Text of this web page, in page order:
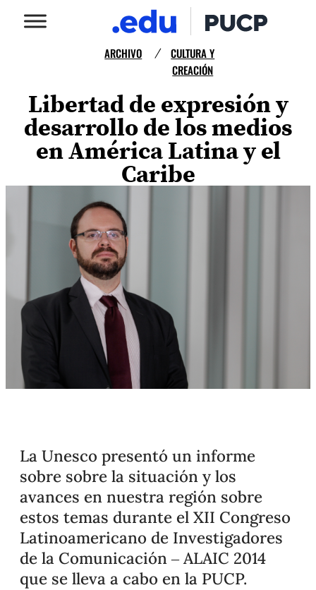
ARCHIVO /
CULTURA Y
CREACIÓN
Libertad de expresión y
desarrollo de los medios
en América Latina y el
Caribe
La Unesco presentó un informe
sobre sobre la situación y los
avances en nuestra región sobre
estos temas durante el XII Congreso
Latinoamericano de Investigadores
de la Comunicación – ALAIC 2014
que se lleva a cabo en la PUCP.